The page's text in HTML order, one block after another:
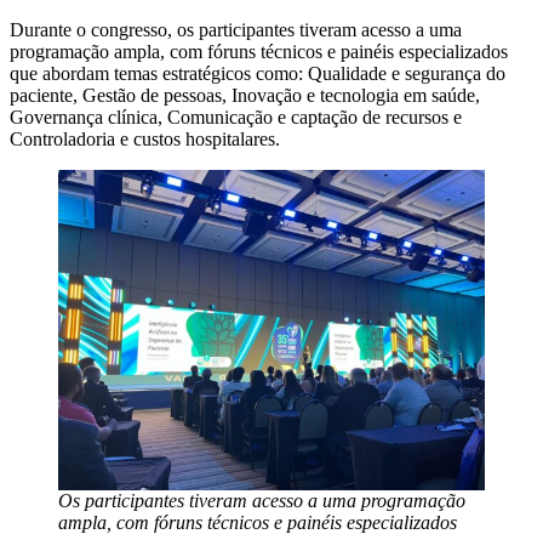
Durante o congresso, os participantes tiveram acesso a uma
programação ampla, com fóruns técnicos e painéis especializados
que abordam temas estratégicos como: Qualidade e segurança do
paciente, Gestão de pessoas, Inovação e tecnologia em saúde,
Governança clínica, Comunicação e captação de recursos e
Controladoria e custos hospitalares.
Os participantes tiveram acesso a uma programação
ampla, com fóruns técnicos e painéis especializados